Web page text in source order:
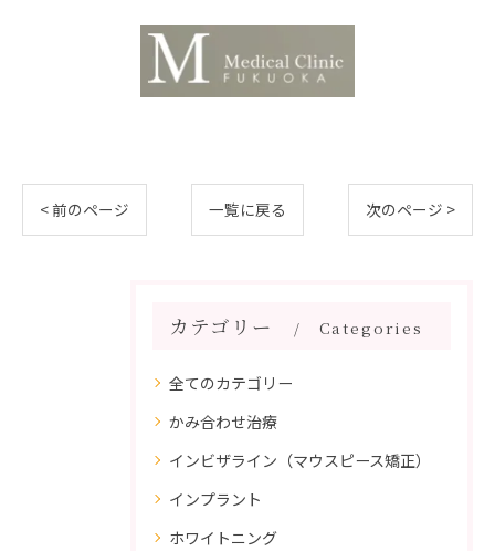
< 前のページ 一覧に戻る 次のページ >
カテゴリー Categories
全てのカテゴリー
かみ合わせ治療
インビザライン（マウスピース矯正）
インプラント
ホワイトニング